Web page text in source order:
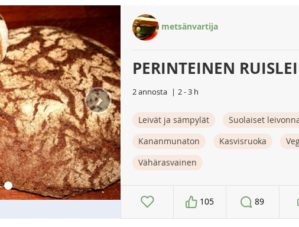
›
metsänvartija
PERINTEINEN
2 annosta 2 - 3 h
Leivät ja sämpylät Suolaiset
Kananmunaton
Kasvisruoka
Vähärasvainen
105 89